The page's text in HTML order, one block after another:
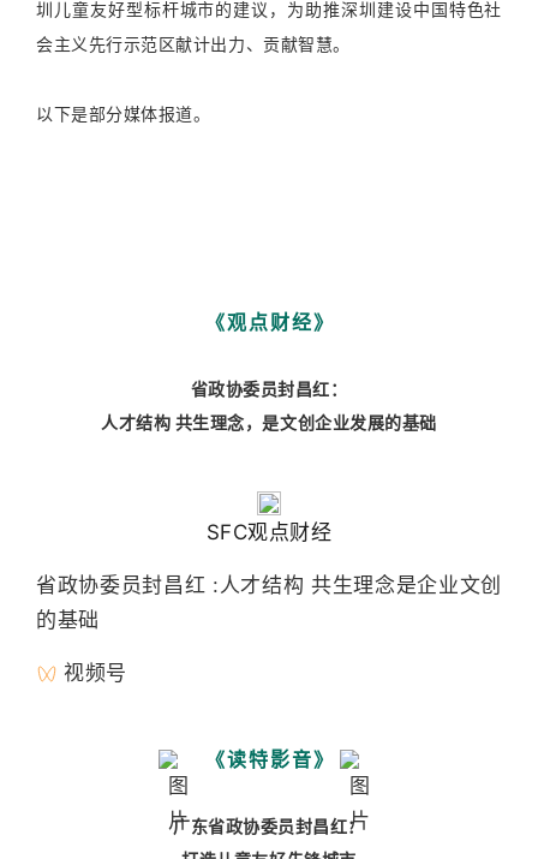
圳儿童友好型标杆城市的建议，为助推深圳建设中国特色社
会主义先行示范区献计出力、贡献智慧。
以下是部分媒体报道。
《观点财经》
省政协委员封昌红：
人才结构 共生理念，是文创企业发展的基础
SFC观点财经
省政协委员封昌红 :人才结构 共生理念是企业文创
的基础
视频号
《读特影音》
广东省政协委员封昌红：